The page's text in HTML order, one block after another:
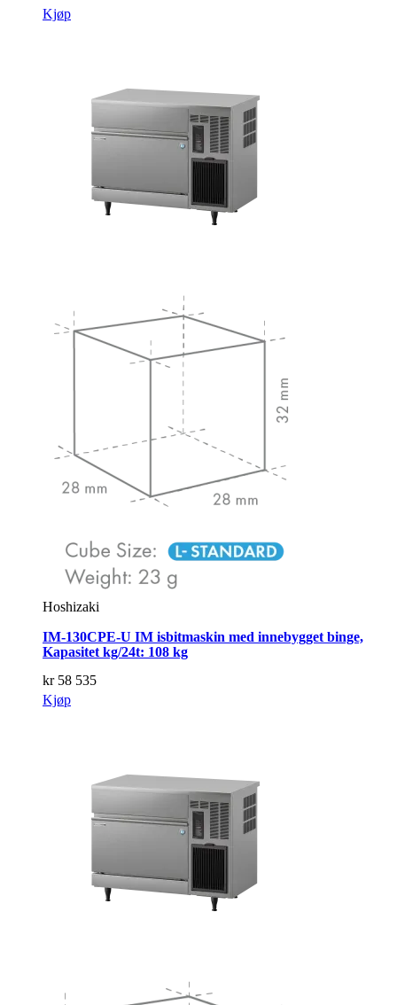
Kjøp
Hoshizaki
IM-130CPE-U IM isbitmaskin med innebygget binge,
Kapasitet kg/24t: 108 kg
kr58 535
Kjøp